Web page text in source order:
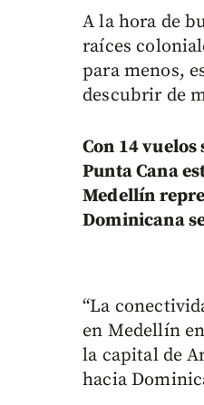
A la hora de
raíces
para menos,
descubrir de
Con 14
Punta Cana
Medellín
Dominicana
“La
en Medellín
la capital de
hacia